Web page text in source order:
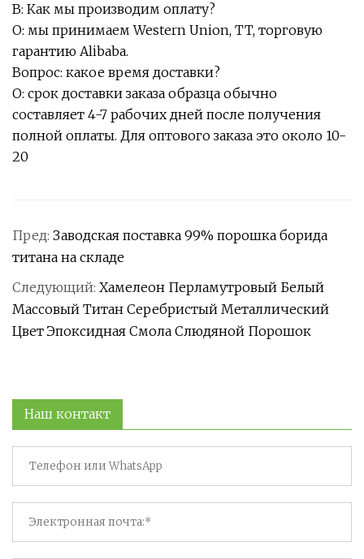
В: Как мы производим оплату?
О: мы принимаем Western Union, TT, торговую
гарантию Alibaba.
Вопрос: какое время доставки?
О: срок доставки заказа образца обычно
составляет 4-7 рабочих дней после получения
полной оплаты. Для оптового заказа это около 10-
20
Пред: Заводская поставка 99% порошка борида
титана на складе
Следующий: Хамелеон Перламутровый Белый
Массовый Титан Серебристый Металлический
Цвет Эпоксидная Смола Слюдяной Порошок
Наш контакт